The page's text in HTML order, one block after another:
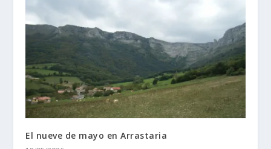
El nueve de mayo en Arrastaria